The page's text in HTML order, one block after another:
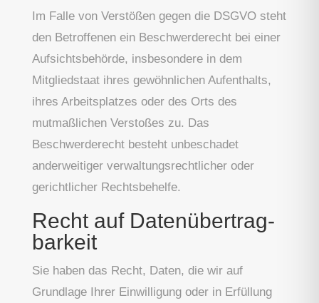
Im Falle von Verstößen gegen die DSGVO steht
den Betroffenen ein Beschwerderecht bei einer
Aufsichtsbehörde, insbesondere in dem
Mitgliedstaat ihres gewöhnlichen Aufenthalts,
ihres Arbeitsplatzes oder des Orts des
mutmaßlichen Verstoßes zu. Das
Beschwerderecht besteht unbeschadet
anderweitiger verwaltungsrechtlicher oder
gerichtlicher Rechtsbehelfe.
Recht auf Daten­übertrag­
barkeit
Sie haben das Recht, Daten, die wir auf
Grundlage Ihrer Einwilligung oder in Erfüllung